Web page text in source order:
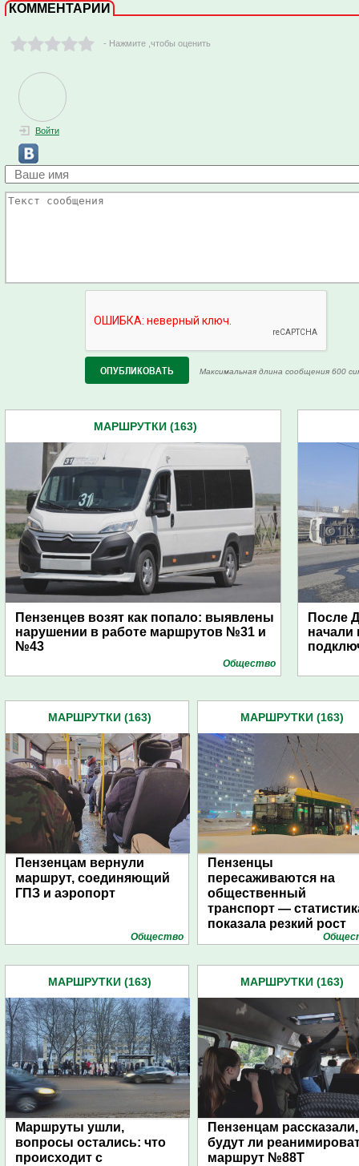
КОММЕНТАРИИ
- Нажмите ,чтобы оценить
Войти
Максимальная длина сообщения 600
МАРШРУТКИ (163)
Пензенцев возят как попало: выявлены
нарушении в работе маршрутов №31 и
№43
Общество
После
начали
МАРШРУТКИ (163)
Пензенцам вернули
маршрут, соединяющий
ГПЗ и аэропорт
Общество
МАРШРУТКИ (163)
Пензенцы
пересаживаются на
общественный
транспорт —
показала резкий рост
МАРШРУТКИ (163)
Маршруты ушли,
вопросы остались: что
происходит с
МАРШРУТКИ (163)
Пензенцам рассказали,
будут ли
маршрут №88Т